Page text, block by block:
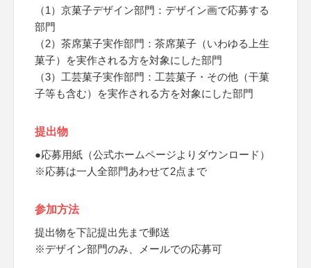
（1）京菓子デザイン部門：デザイン画で応募する
部門
（2）茶席菓子実作部門：茶席菓子（いわゆる上生
菓子）を実作される方を対象にした部門
（3）工芸菓子実作部門：工芸菓子・その他（干菓
子等も含む）を実作される方を対象にした部門
提出物
●応募用紙（公式ホームページよりダウンロード）
※応募は一人全部門あわせて2点まで
参加方法
提出物を下記提出先まで郵送
※デザイン部門のみ、メールでの応募可